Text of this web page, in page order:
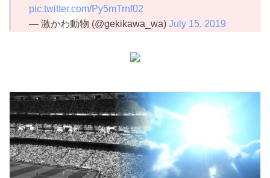
pic.twitter.com/Py5mTrnf02
— 激かわ動物 (@gekikawa_wa) July 15, 2019